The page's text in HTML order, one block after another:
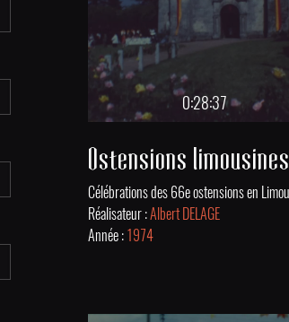
0:28:37
Ostensions limousines
Réalisateur :Albert DELAGE
Année :1974